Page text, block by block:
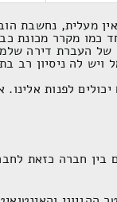
מעלית, נחשבת
כמו מקרר מכונת
של העברת דירה
לה ניסיון רב
לפנות אלינו.
בין חברה כזאת